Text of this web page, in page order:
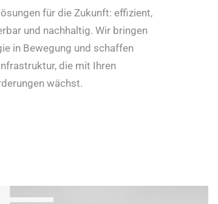
für die Zukunft: effizient,
und nachhaltig. Wir bringen
in Bewegung und schaffen
die mit Ihren
wächst.